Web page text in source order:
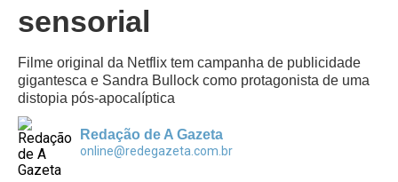
sensorial
Filme original da Netflix tem campanha de publicidade
gigantesca e Sandra Bullock como protagonista de uma
distopia pós-apocalíptica
Redação de A Gazeta
online@redegazeta.com.br